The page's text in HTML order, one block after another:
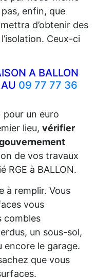
pas, enfin, que
d’obtenir des
Ceux-ci
A BALLON
09 77 77 36
pour un euro
lieu, vérifier
de vos travaux
RGE à BALLON.
à remplir. Vous
vous
combles
un sous-sol,
encore le garage.
que vous